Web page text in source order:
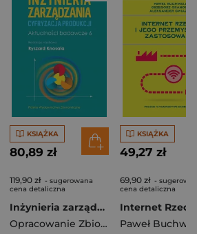
KSIĄŻKA
80,89 zł
119,90 zł - sugerowana
cena detaliczna
Inżynieria zarządzania. Cyfryzacja produkcji. Aktualności badawcze 6
Opracowanie Zbiorowe
KSIĄŻKA
49,27 zł
69,90 zł -
cena detaliczna
Paweł